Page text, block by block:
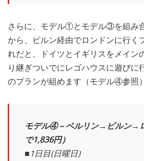
さらに、モデル①とモデル③を組み
から、ビルン経由でロンドンに行く
れだと、ドイツとイギリスをメイン
り継ぎついでにレゴハウスに遊びに
のプランが組めます（モデル④参照）
モデル④ – ベルリン→ビルン→
で1,836円）
■1日目(日曜日)